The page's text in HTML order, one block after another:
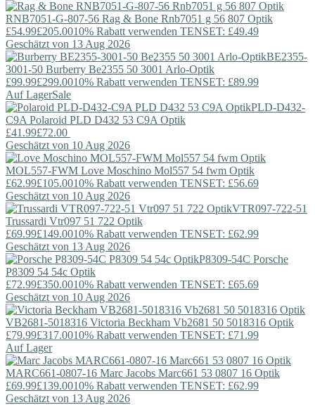
RNB7051-G-807-56 Rag & Bone Rnb7051 g 56 807 Optik
£54.99£205.0010% Rabatt verwenden TENSET: £49.49
Geschätzt von 13 Aug 2026
BE2355-
3001-50 Burberry Be2355 50 3001 Arlo-Optik
£99.99£299.0010% Rabatt verwenden TENSET: £89.99
Auf LagerSale
PLD-D432-
C9A Polaroid PLD D432 53 C9A Optik
£41.99£72.00
Geschätzt von 10 Aug 2026
MOL557-FWM Love Moschino Mol557 54 fwm Optik
£62.99£105.0010% Rabatt verwenden TENSET: £56.69
Geschätzt von 10 Aug 2026
VTR097-722-51
Trussardi Vtr097 51 722 Optik
£69.99£149.0010% Rabatt verwenden TENSET: £62.99
Geschätzt von 13 Aug 2026
P8309-54C Porsche
P8309 54 54c Optik
£72.99£350.0010% Rabatt verwenden TENSET: £65.69
Geschätzt von 10 Aug 2026
VB2681-5018316 Victoria Beckham Vb2681 50 5018316 Optik
£79.99£317.0010% Rabatt verwenden TENSET: £71.99
Auf Lager
MARC661-0807-16 Marc Jacobs Marc661 53 0807 16 Optik
£69.99£139.0010% Rabatt verwenden TENSET: £62.99
Geschätzt von 13 Aug 2026